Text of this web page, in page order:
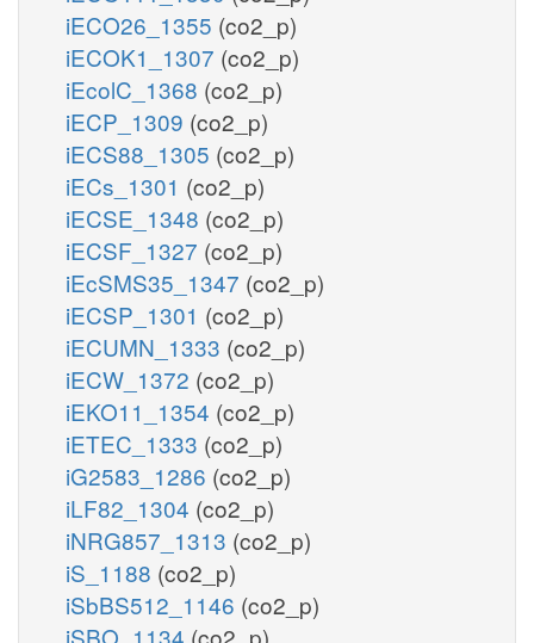
iECO26_1355 (co2_p)
iECOK1_1307 (co2_p)
iEcolC_1368 (co2_p)
iECP_1309 (co2_p)
iECS88_1305 (co2_p)
iECs_1301 (co2_p)
iECSE_1348 (co2_p)
iECSF_1327 (co2_p)
iEcSMS35_1347 (co2_p)
iECSP_1301 (co2_p)
iECUMN_1333 (co2_p)
iECW_1372 (co2_p)
iEKO11_1354 (co2_p)
iETEC_1333 (co2_p)
iG2583_1286 (co2_p)
iLF82_1304 (co2_p)
iNRG857_1313 (co2_p)
iS_1188 (co2_p)
iSbBS512_1146 (co2_p)
iSBO_1134 (co2_p)